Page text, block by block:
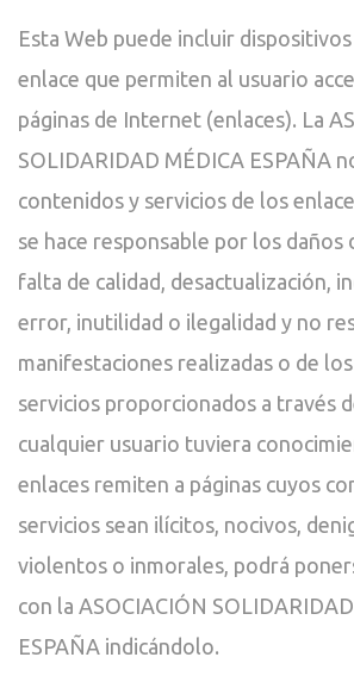
Esta Web puede incluir
enlace que permiten al usuario
páginas de Internet (enlaces). La
SOLIDARIDAD MÉDICA ESPAÑA
contenidos y servicios de los
se hace responsable por los daños
falta de calidad, desactualización,
error, inutilidad o ilegalidad y no
manifestaciones realizadas o de
servicios proporcionados a través
cualquier usuario tuviera
enlaces remiten a páginas cuyos
servicios sean ilícitos, nocivos,
violentos o inmorales, podrá
con la ASOCIACIÓN
ESPAÑA indicándolo.